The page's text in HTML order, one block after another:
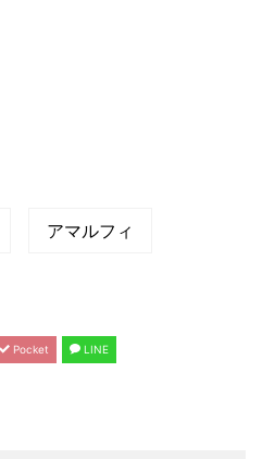
アマルフィ
Pocket LINE